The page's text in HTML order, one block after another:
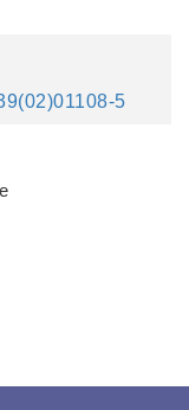
5